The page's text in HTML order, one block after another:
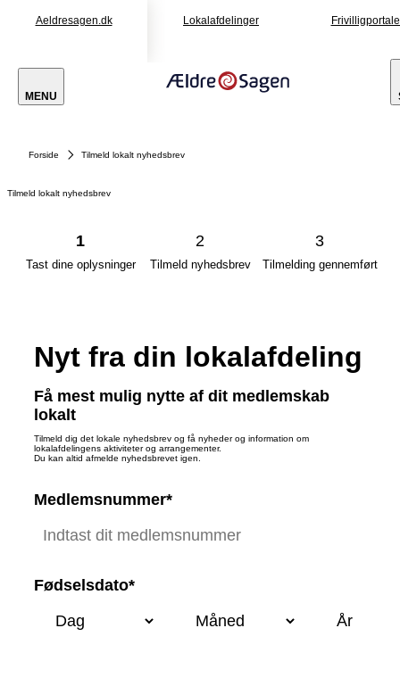
Aeldresagen.dk Lokalafdelinger
MENU
Forside Tilmeld lokalt nyhedsbrev
Tilmeld lokalt nyhedsbrev
1
Tast dine oplysninger
2
Tilmeld nyhedsbrev
3
Tilmelding gennemført
Nyt fra din lokalafdeling
Få mest mulig nytte af dit medlemskab
lokalt
Tilmeld dig det lokale nyhedsbrev og få nyheder og information om
lokalafdelingens aktiviteter og arrangementer.
Du kan altid afmelde nyhedsbrevet igen.
Medlemsnummer*
Fødselsdato*